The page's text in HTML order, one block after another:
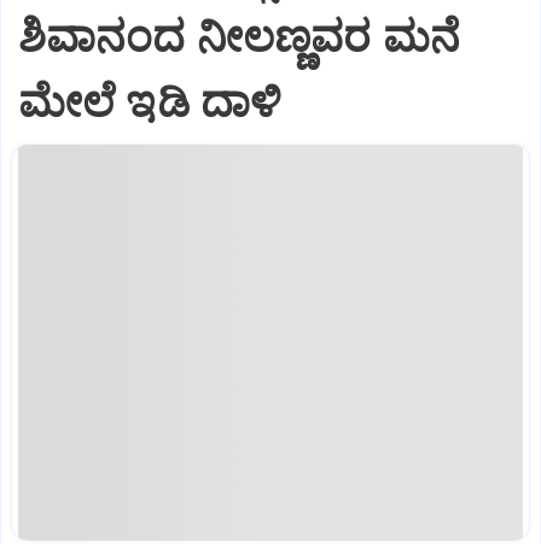
ಶಿವಾನಂದ ನೀಲಣ್ಣವರ ಮನೆ
ಮೇಲೆ ಇಡಿ‌ ದಾಳಿ